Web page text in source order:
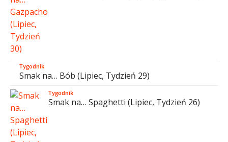
Tygodnik
Smak na… Bób (Lipiec, Tydzień 29)
Tygodnik
Smak na… Spaghetti (Lipiec, Tydzień 26)